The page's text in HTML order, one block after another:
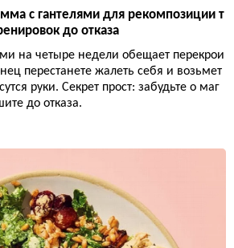
с гантелями для рекомпозиции т
до отказа
на четыре недели обещает перекрои
перестанете жалеть себя и возьмет
руки. Секрет прост: забудьте о маг
до отказа.